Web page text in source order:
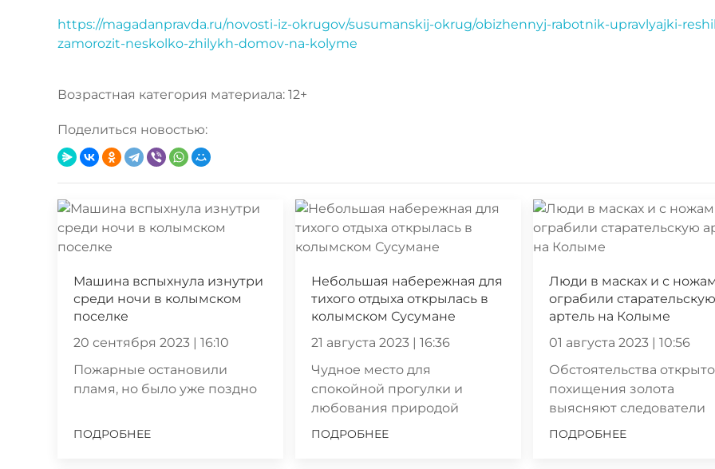
https://magadanpravda.ru/novosti-iz-okrugov/susumanskij-okrug/obizhennyj-rabotnik-upravlyajki-
zamorozit-neskolko-zhilykh-domov-na-kolyme
Возрастная категория материала: 12+
Поделиться новостью:
Машина вспыхнула изнутри
среди ночи в колымском
поселке
20 сентября 2023 | 16:10
Пожарные остановили
пламя, но было уже поздно
ПОДРОБНЕЕ
Небольшая набережная для
тихого отдыха открылась в
колымском Сусумане
21 августа 2023 | 16:36
Чудное место для
спокойной прогулки и
любования природой
ПОДРОБНЕЕ
Люди в масках и с
ограбили
артель на Колыме
01 августа 2023 | 10:56
Обстоятельства
похищения золота
выясняют следователи
ПОДРОБНЕЕ